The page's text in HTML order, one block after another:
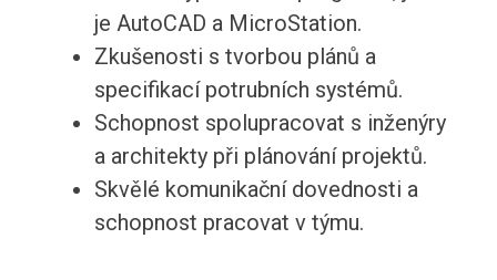
je AutoCAD a MicroStation.
Zkušenosti s tvorbou plánů a
specifikací potrubních systémů.
Schopnost spolupracovat s inženýry
a architekty při plánování projektů.
Skvělé komunikační dovednosti a
schopnost pracovat v týmu.